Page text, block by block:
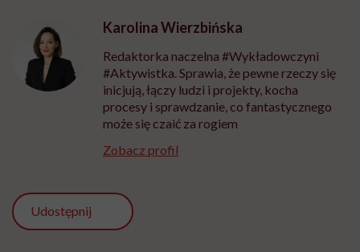
Karolina Wierzbińska
Redaktorka naczelna #Wykładowczyni
#Aktywistka. Sprawia, że pewne rzeczy się
inicjują, łączy ludzi i projekty, kocha
procesy i sprawdzanie, co fantastycznego
może się czaić za rogiem
Zobacz profil
Udostępnij